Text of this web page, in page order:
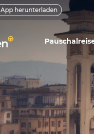
App herunterladen